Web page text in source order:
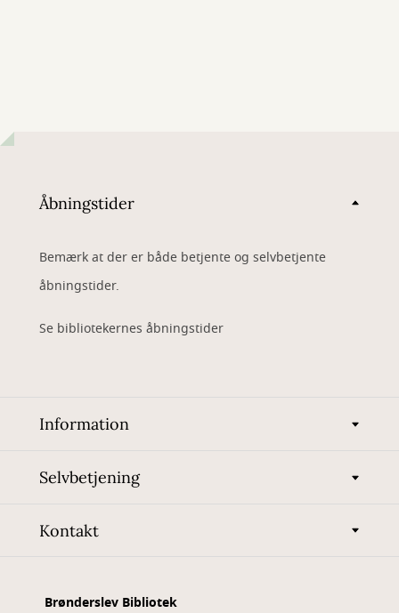
Åbningstider
Bemærk at der er både betjente og selvbetjente
åbningstider.
Se bibliotekernes åbningstider
Information
Selvbetjening
Kontakt
Brønderslev Bibliotek